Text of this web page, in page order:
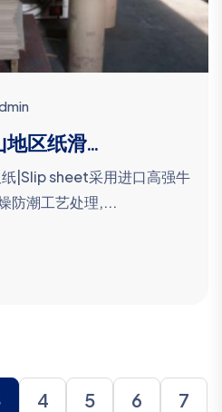
区纸滑...
|Slip sheet采用进口高强牛
防潮工艺处理,...
4 5 6 7